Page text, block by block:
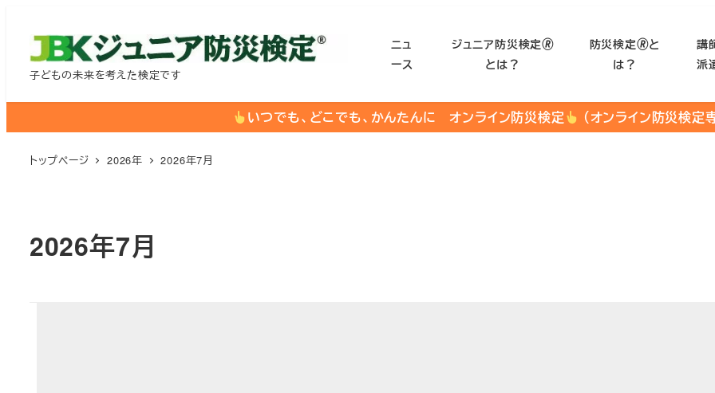
ン
テ
子どもの未来を考えた検定です
ニュ
ース
ジュニア防災検定🄬
とは？
防災検定🄬と
は？
講
派
いつでも、どこでも、かんたんに オンライン防災検定 （オンライン防災検定
トップページ 2026年 2026年7月
2026年7月